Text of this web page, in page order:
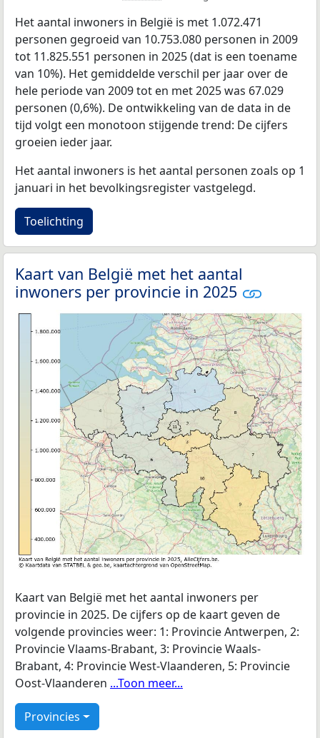
Het aantal inwoners in België is met 1.072.471
personen gegroeid van 10.753.080 personen in 2009
tot 11.825.551 personen in 2025 (dat is een toename
van 10%). Het gemiddelde verschil per jaar over de
hele periode van 2009 tot en met 2025 was 67.029
personen (0,6%). De ontwikkeling van de data in de
tijd volgt een monotoon stijgende trend: De cijfers
groeien ieder jaar.
Het aantal inwoners is het aantal personen zoals op 1
januari in het bevolkingsregister vastgelegd.
Toelichting
Kaart van België met het aantal
inwoners per provincie in 2025
Kaart van België met het aantal inwoners per
provincie in 2025. De cijfers op de kaart geven de
volgende provincies weer: 1: Provincie Antwerpen, 2:
Provincie Vlaams-Brabant, 3: Provincie Waals-
Brabant, 4: Provincie West-Vlaanderen, 5: Provincie
Oost-Vlaanderen ...Toon meer...
Provincies